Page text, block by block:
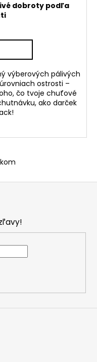
dobroty podľa
výberových pálivých
ostrosti –
čo tvoje chuťové
ako darček